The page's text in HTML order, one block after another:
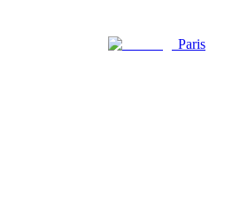
Paris